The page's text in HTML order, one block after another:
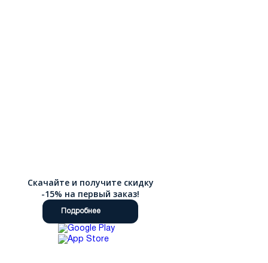
Скачайте и получите скидку
-15% на первый заказ!
Подробнее